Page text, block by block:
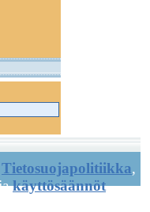
Tietosuojapolitiikka,
käyttösäännöt.